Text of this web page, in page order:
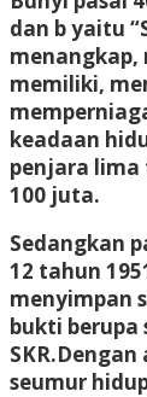
dan b yaitu
menangkap,
memiliki,
keadaan
penjara lima
100 juta.
Sedangkan
12 tahun
menyimpan
bukti
seumur